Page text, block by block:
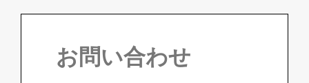
お問い合わせ